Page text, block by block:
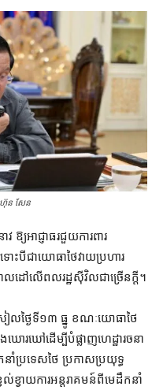
ហ៊ុន សែន
ឱ្យ​អាជ្ញាធរ​ជួយ​ការពារ​
ោះបីជា​យោធា​ថៃ​វាយប្រហារ​
លដៅ​លើ​ពលរដ្ឋ​ស៊ីវិល​ជាច្រើន​ក្តី។
ល​ថ្ងៃទី​១៣ ធ្នូ ខណៈ​យោធា​ថៃ​
ោរឃៅ​ដើម្បី​បំផ្លាញ​ហេដ្ឋារចនា
នាំ​ប្រទេស​ថៃ ប្រកាស​ប្រយុទ្ធ​
ខ្វាយ​ការ​អន្តរាគមន៍​ពី​មេដឹកនាំ​